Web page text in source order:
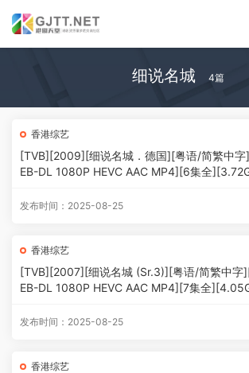
细说名城 4篇
香港综艺
[TVB][2009][细说名城．德国][粤语/简繁中字
EB-DL 1080P HEVC AAC MP4][6集全
发布时间：2025-08-25
香港综艺
[TVB][2007][细说名城 (Sr.3)][粤语/简繁中字
EB-DL 1080P HEVC AAC MP4][7集全
发布时间：2025-08-25
香港综艺